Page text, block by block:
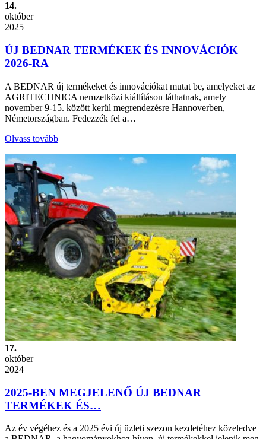
14.
október
2025
ÚJ BEDNAR TERMÉKEK ÉS INNOVÁCIÓK
2026-RA
A BEDNAR új termékeket és innovációkat mutat be, amelyeket az
AGRITECHNICA nemzetközi kiállításon láthatnak, amely
november 9-15. között kerül megrendezésre Hannoverben,
Németországban. Fedezzék fel a…
Olvass tovább
17.
október
2024
2025-BEN MEGJELENŐ ÚJ BEDNAR
TERMÉKEK ÉS…
Az év végéhez és a 2025 évi új üzleti szezon kezdetéhez közeledve